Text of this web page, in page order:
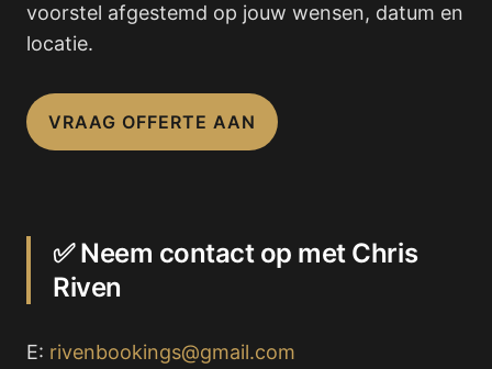
voorstel afgestemd op jouw wensen, datum en
locatie.
VRAAG OFFERTE AAN
✅ Neem contact op met Chris
Riven
E: rivenbookings@gmail.com